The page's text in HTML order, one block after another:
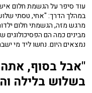
עוד סיפר על הגשמת חלום
במהלך הדרך: "אחי, טסתי
מרגש מזה, הגשמתי חלום
מבינים כמה הם הפסיכולוגים
נמצאים היום. נחשו ליד מי
"אבל בסוף,
בשלוש בלילה